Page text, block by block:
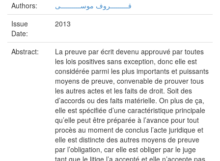
Authors:
قـــــــــروف موســــــــــى
Issue
Date:
2013
Abstract:
La preuve par écrit devenu approuvé par toutes
les lois positives sans exception, donc elle est
considérée parmi les plus importants et puissants
moyens de preuve, convenable de prouver tous
les autres actes et les faits de droit. Soit des
d’accords ou des faits matérielle. On plus de ça,
elle est spécifiée d’une caractéristique principale
qu’elle peut être préparée à l’avance pour tout
procès au moment de conclus l’acte juridique et
elle est distincte des autres moyens de preuve
par l’obligation, car elle est obliger par le juge
tant que le litige l’a accepté et elle n’accepte pas